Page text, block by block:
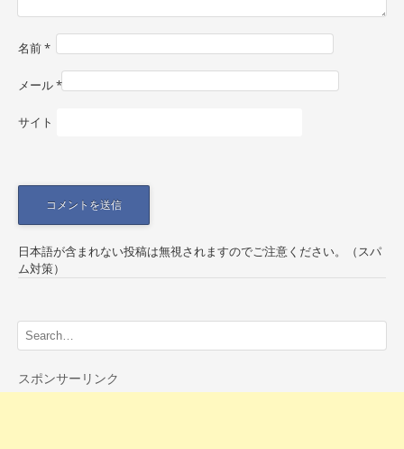
i
o
n
名前*
メール*
サイト
日本語が含まれない投稿は無視されますのでご注意ください。（スパ
ム対策）
スポンサーリンク